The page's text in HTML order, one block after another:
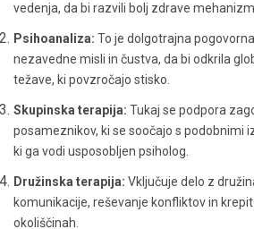
vedenja, da bi razvili bolj zdrave
Psihoanaliza: To je dolgotrajna
nezavedne misli in čustva, da bi odkrila
težave, ki povzročajo stisko.
Skupinska terapija: Tukaj se podpora
posameznikov, ki se soočajo s podobnimi
ki ga vodi usposobljen psiholog.
Družinska terapija: Vključuje delo z
komunikacije, reševanje konfliktov in
okoliščinah.